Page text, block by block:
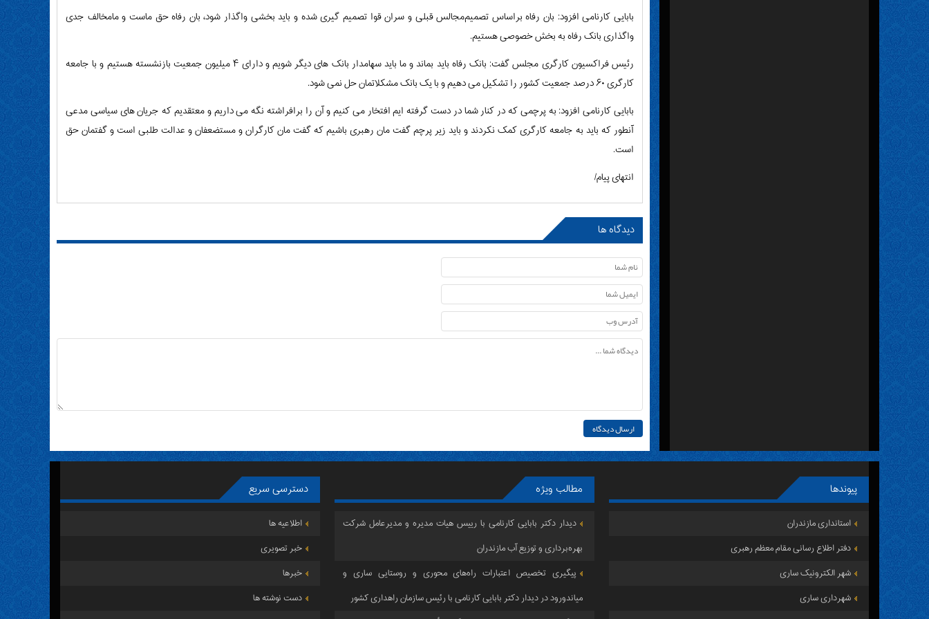
بابایی کارنامی افزود: بان رفاه براساس تصمیم‌مجالس قبلی و سران قوا تصمیم گیری شده و باید بخشی واگذار شود، بان رفاه حق ماست و ما‌مخالف جدی
واگذاری بانک رفاه به بخش خصوصی هستیم.
رئیس فراکسیون کارگری مجلس گفت: بانک رفاه باید بماند و ما باید سهامدار بانک های دیگر شویم و دارای ۴ میلیون جمعیت بازنشسته هستیم و با جامعه
کارگری ۶۰ درصد جمعیت کشور را تشکیل می دهیم و با یک بانک مشکلاتمان حل نمی شود.
بابایی کارنامی افزود: به پرچمی که در کنار شما در دست گرفته ایم افتخار می کنیم و آن را برافراشته نگه می داریم و معتقدیم که جریان های سیاسی مدعی
آنطور که باید به جامعه کارگری کمک نکردند و باید زیر پرچم گفت مان رهبری باشیم که گفت مان کارگران و مستضعفان و عدالت طلبی است و گفتمان حق
است.
انتهای پیام/
دیدگاه ها
پیوندها
استانداری مازندران
دفتر اطلاع رسانی مقام معظم رهبری
شهر الکترونیک ساری
شهرداری ساری
مطالب ویژه
دیدار دکتر بابایی کارنامی با رییس هیات مدیره و مدیرعامل شرکت
بهره‌برداری و توزیع آب مازندران
پیگیری تخصیص اعتبارات راه‌های محوری و روستایی ساری و
میاندورود در دیدار دکتر بابایی کارنامی با رئیس سازمان راهداری کشور
دسترسی سریع
اطلاعیه ها
خبر تصویری
خبرها
دست نوشته ها